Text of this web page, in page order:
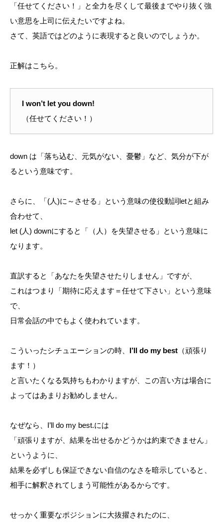
「任せてください！」と全力を尽くして最後までやり抜く強
い意思を上司に伝えたいですよね。
さて、英語ではどのように表現すると良いのでしょうか。
正解はこちら。
I won’t let you down!
（任せてください！）
down は「落ち込む、元気がない、憂鬱」など、気分が下が
るという意味です。
さらに、「(人)に～させる」という意味の使役動詞letと組み
合わせて、
let (人) downにすると「（人）を失望させる」という意味に
なります。
直訳すると「あなたを失望させたりしません」ですが、
これはつまり「期待に応えます＝任せて下さい」という意味
で、
日常会話の中でもよく使われています。
こういったシチュエーションの時、 I’ll do my best （頑張り
ます！）
と言いたくなる気持ちもわかりますが、この言い方は場合に
よってはあまりお勧めしません。
なぜなら、I’ll do my best.には
「頑張りますが、結果を出せるかどうかは約束できません」
というように、
結果を必ずしも保証できない自信のなさを暗示していると、
相手に解釈されてしまう可能性があるからです。
せっかく重要なポジションに大抜擢されたのに、